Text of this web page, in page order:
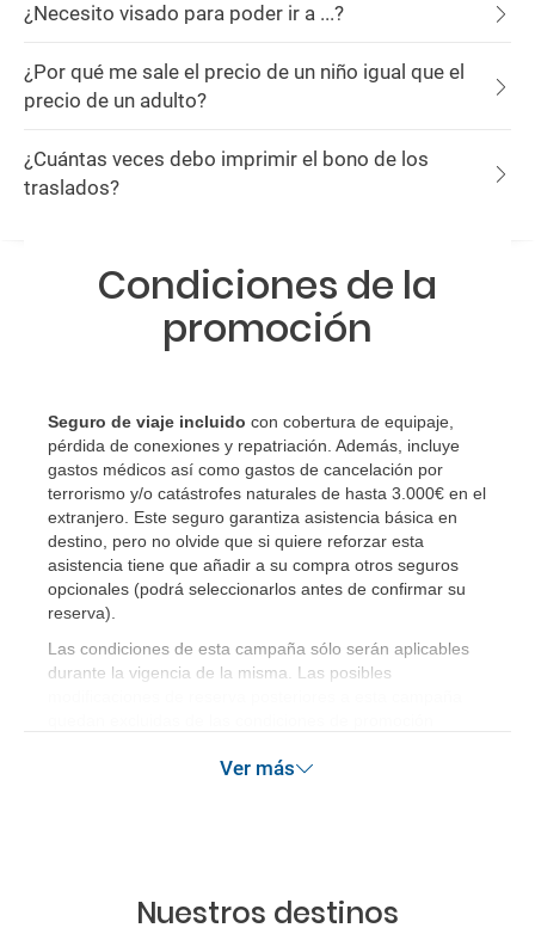
¿Necesito visado para poder ir a ...?
¿Por qué me sale el precio de un niño igual que el
precio de un adulto?
¿Cuántas veces debo imprimir el bono de los
traslados?
Condiciones de la
promoción
Seguro de viaje incluido con cobertura de equipaje,
pérdida de conexiones y repatriación. Además, incluye
gastos médicos así como gastos de cancelación por
terrorismo y/o catástrofes naturales de hasta 3.000€ en el
extranjero. Este seguro garantiza asistencia básica en
destino, pero no olvide que si quiere reforzar esta
asistencia tiene que añadir a su compra otros seguros
opcionales (podrá seleccionarlos antes de confirmar su
reserva)
Las condiciones de esta campaña sólo serán aplicables
durante la vigencia de la misma. Las posibles
Ver más
Nuestros destinos